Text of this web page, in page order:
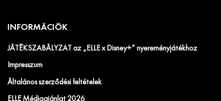
INFORMÁCIÓK
JÁTÉKSZABÁLYZAT az „ELLE x Disney+” nyereményjátékhoz
Impresszum
Általános szerződési feltételek
ELLE Médiaajánlat 2026